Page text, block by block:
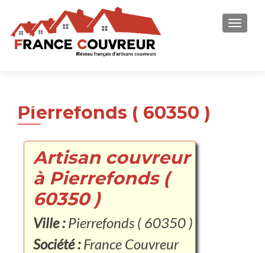
Pierrefonds ( 60350 )
Artisan couvreur
à Pierrefonds (
60350 )
Ville :Pierrefonds ( 60350 )
Société :France Couvreur